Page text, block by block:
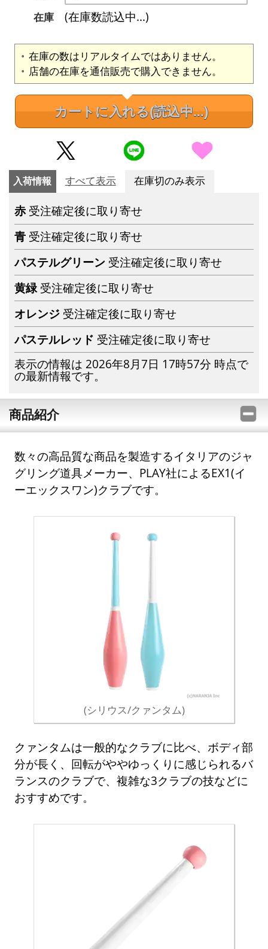
在庫
(在庫数読込中...)
在庫の数はリアルタイムではありません。
店舗の在庫を通信販売で購入できません。
カートに入れる(読込中...)
入荷情報 すべて表示 在庫切のみ表示
赤 受注確定後に取り寄せ
青 受注確定後に取り寄せ
パステルグリーン 受注確定後に取り寄せ
黄緑 受注確定後に取り寄せ
オレンジ 受注確定後に取り寄せ
パステルレッド 受注確定後に取り寄せ
表示の情報は 2026年8月7日 17時57分 時点で
の最新情報です。
商品紹介
数々の高品質な商品を製造するイタリアのジャ
グリング道具メーカー、PLAY社によるEX1(イ
ーエックスワン)クラブです。
(シリウス/クァンタム)
クァンタムは一般的なクラブに比べ、ボディ部
分が長く、回転がややゆっくりに感じられるバ
ランスのクラブで、複雑な3クラブの技などに
おすすめです。